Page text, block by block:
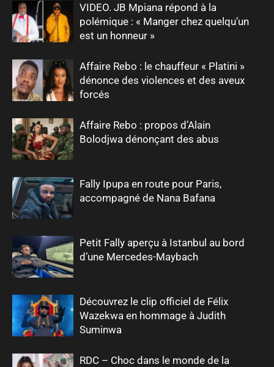
VIDEO. JB Mpiana répond à la
polémique : « Manger chez quelqu’un
est un honneur »
Affaire Rebo : le chauffeur « Platini »
dénonce des violences et des aveux
forcés
Affaire Rebo : propos d’Alain
Bolodjwa dénonçant des abus
Fally Ipupa en route pour Paris,
accompagné de Nana Bafana
Petit Fally aperçu à Istanbul au bord
d’une Mercedes-Maybach
Découvrez le clip officiel de Félix
Wazekwa en hommage à Judith
Suminwa
RDC – Choc dans le monde de la